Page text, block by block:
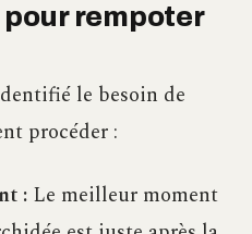
rempoter
le besoin de
procéder :
: Le meilleur moment